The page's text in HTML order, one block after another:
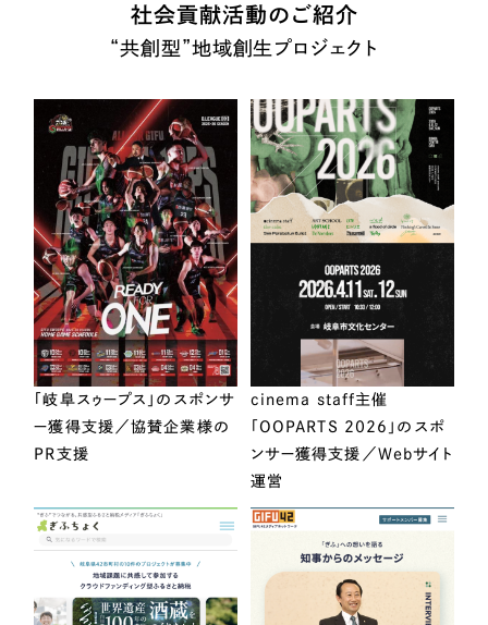
社会貢献活動のご紹介
“共創型”地域創生プロジェクト
「岐阜スゥープス」のスポンサ
ー獲得支援／協賛企業様の
PR支援
cinema staff主催
「OOPARTS 2026」のスポ
ンサー獲得支援／Webサイト
運営